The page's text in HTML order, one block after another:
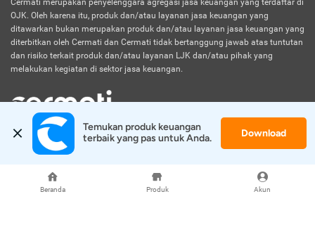
Beranda Produk Akun
Cermati merupakan penyelenggara agregasi jasa keuangan yang terdaftar di
OJK. Oleh karena itu, produk dan/atau layanan jasa keuangan yang
ditawarkan bukan merupakan produk dan/atau layanan jasa keuangan yang
diterbitkan oleh Cermati dan Cermati tidak bertanggung jawab atas tuntutan
dan risiko terkait produk dan/atau layanan LJK dan/atau pihak yang
melakukan kegiatan di sektor jasa keuangan.
© 2026 Cermati. All Rights Reserved.
Temukan produk keuangan
terbaik yang pas untuk Anda.
Download